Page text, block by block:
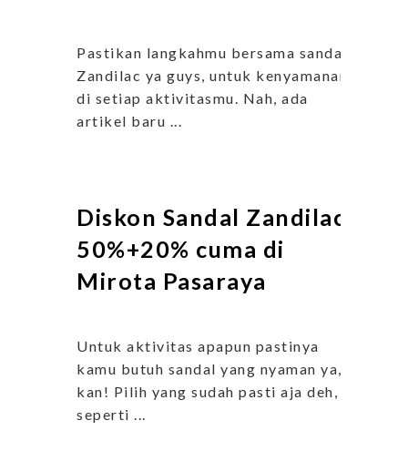
Pastikan langkahmu bersama sandal
Zandilac ya guys, untuk kenyamanan
di setiap aktivitasmu. Nah, ada
artikel baru ...
Diskon Sandal Zandilac
50%+20% cuma di
Mirota Pasaraya
Untuk aktivitas apapun pastinya
kamu butuh sandal yang nyaman ya,
kan! Pilih yang sudah pasti aja deh,
seperti ...